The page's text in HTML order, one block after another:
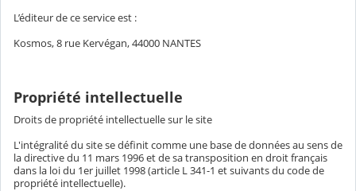
L’éditeur de ce service est :
Kosmos, 8 rue Kervégan, 44000 NANTES
Propriété intellectuelle
Droits de propriété intellectuelle sur le site
L'intégralité du site se définit comme une base de données au sens de
la directive du 11 mars 1996 et de sa transposition en droit français
dans la loi du 1er juillet 1998 (article L 341-1 et suivants du code de
propriété intellectuelle).